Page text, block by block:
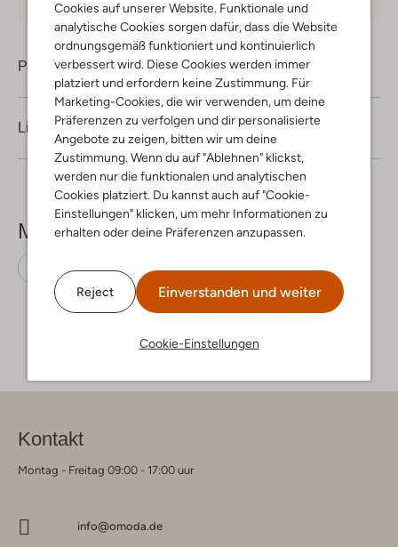
Cookies auf unserer Website. Funktionale und
analytische Cookies sorgen dafür, dass die Website
ordnungsgemäß funktioniert und kontinuierlich
verbessert wird. Diese Cookies werden immer
platziert und erfordern keine Zustimmung. Für
Marketing-Cookies, die wir verwenden, um deine
Präferenzen zu verfolgen und dir personalisierte
Angebote zu zeigen, bitten wir um deine
Zustimmung. Wenn du auf "Ablehnen" klickst,
werden nur die funktionalen und analytischen
Cookies platziert. Du kannst auch auf "Cookie-
Einstellungen" klicken, um mehr Informationen zu
erhalten oder deine Präferenzen anzupassen.
Reject Einverstanden und weiter
Cookie-Einstellungen
Produktinformation
Lieferung & Rückgabe
Mehr sehen
Pantoletten Maruti Leder
Kontakt
Montag - Freitag 09:00 - 17:00 uur
info@omoda.de